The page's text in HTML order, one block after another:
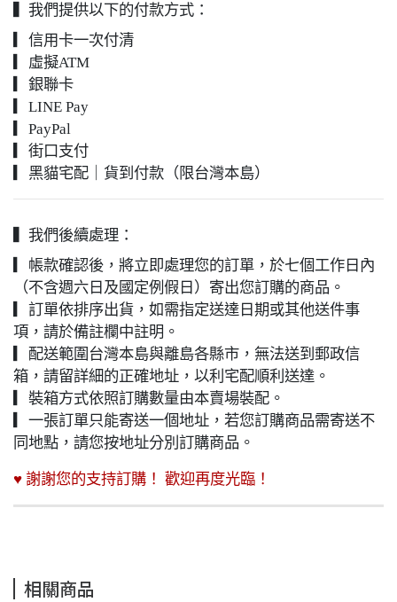
▍我們提供以下的付款方式：
▎信用卡一次付清
▎虛擬ATM
▎銀聯卡
▎LINE Pay
▎PayPal
▎街口支付
▎黑貓宅配｜貨到付款（限台灣本島）
▍我們後續處理：
▎帳款確認後，將立即處理您的訂單，於七個工作日內
（不含週六日及國定例假日）寄出您訂購的商品。
▎訂單依排序出貨，如需指定送達日期或其他送件事
項，請於備註欄中註明。
▎配送範圍台灣本島與離島各縣市，無法送到郵政信
箱，請留詳細的正確地址，以利宅配順利送達。
▎裝箱方式依照訂購數量由本賣場裝配。
▎一張訂單只能寄送一個地址，若您訂購商品需寄送不
同地點，請您按地址分別訂購商品。
♥ 謝謝您的支持訂購！ 歡迎再度光臨！
相關商品